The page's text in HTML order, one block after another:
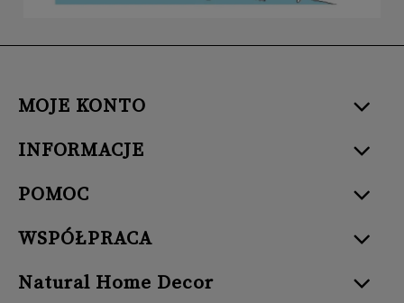
MOJE KONTO
INFORMACJE
POMOC
WSPÓŁPRACA
Natural Home Decor